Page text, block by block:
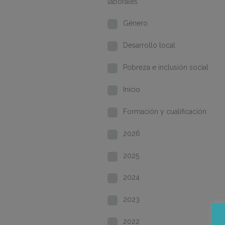
Género
Desarrollo local
Pobreza e inclusión social
Inicio
Formación y cualificación
2026
2025
2024
2023
2022